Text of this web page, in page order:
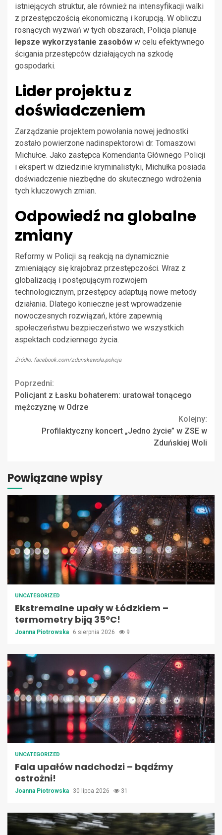
istniejących struktur, ale również na intensyfikacji walki
z przestępczością ekonomiczną i korupcją. W obliczu
rosnących wyzwań w tych obszarach, Policja planuje
lepsze wykorzystanie zasobów w celu efektywnego
ścigania przestępców działających na szkodę
gospodarki.
Lider projektu z
doświadczeniem
Zarządzanie projektem powołania nowej jednostki
zostało powierzone nadinspektorowi dr. Tomaszowi
Michułce. Jako zastępca Komendanta Głównego Policji
i ekspert w dziedzinie kryminalistyki, Michułka posiada
doświadczenie niezbędne do skutecznego wdrożenia
tych kluczowych zmian.
Odpowiedź na globalne
zmiany
Reformy w Policji są reakcją na dynamicznie
zmieniający się krajobraz przestępczości. Wraz z
globalizacją i postępującym rozwojem
technologicznym, przestępcy adaptują nowe metody
działania. Dlatego konieczne jest wprowadzenie
nowoczesnych rozwiązań, które zapewnią
społeczeństwu bezpieczeństwo we wszystkich
aspektach codziennego życia.
Źródło: facebook.com/zdunskawola.policja
Continue
Reading
Poprzedni:
Policjant z Łasku bohaterem: uratował tonącego
mężczyznę w Odrze
Kolejny:
Profilaktyczny koncert „Jedno życie” w ZSE w
Zduńskiej Woli
Powiązane wpisy
UNCATEGORIZED
Ekstremalne upały w Łódzkiem –
termometry biją 35ºC!
Joanna Piotrowska 6 sierpnia 2026 9
UNCATEGORIZED
Fala upałów nadchodzi – bądźmy
ostrożni!
Joanna Piotrowska 30 lipca 2026 31